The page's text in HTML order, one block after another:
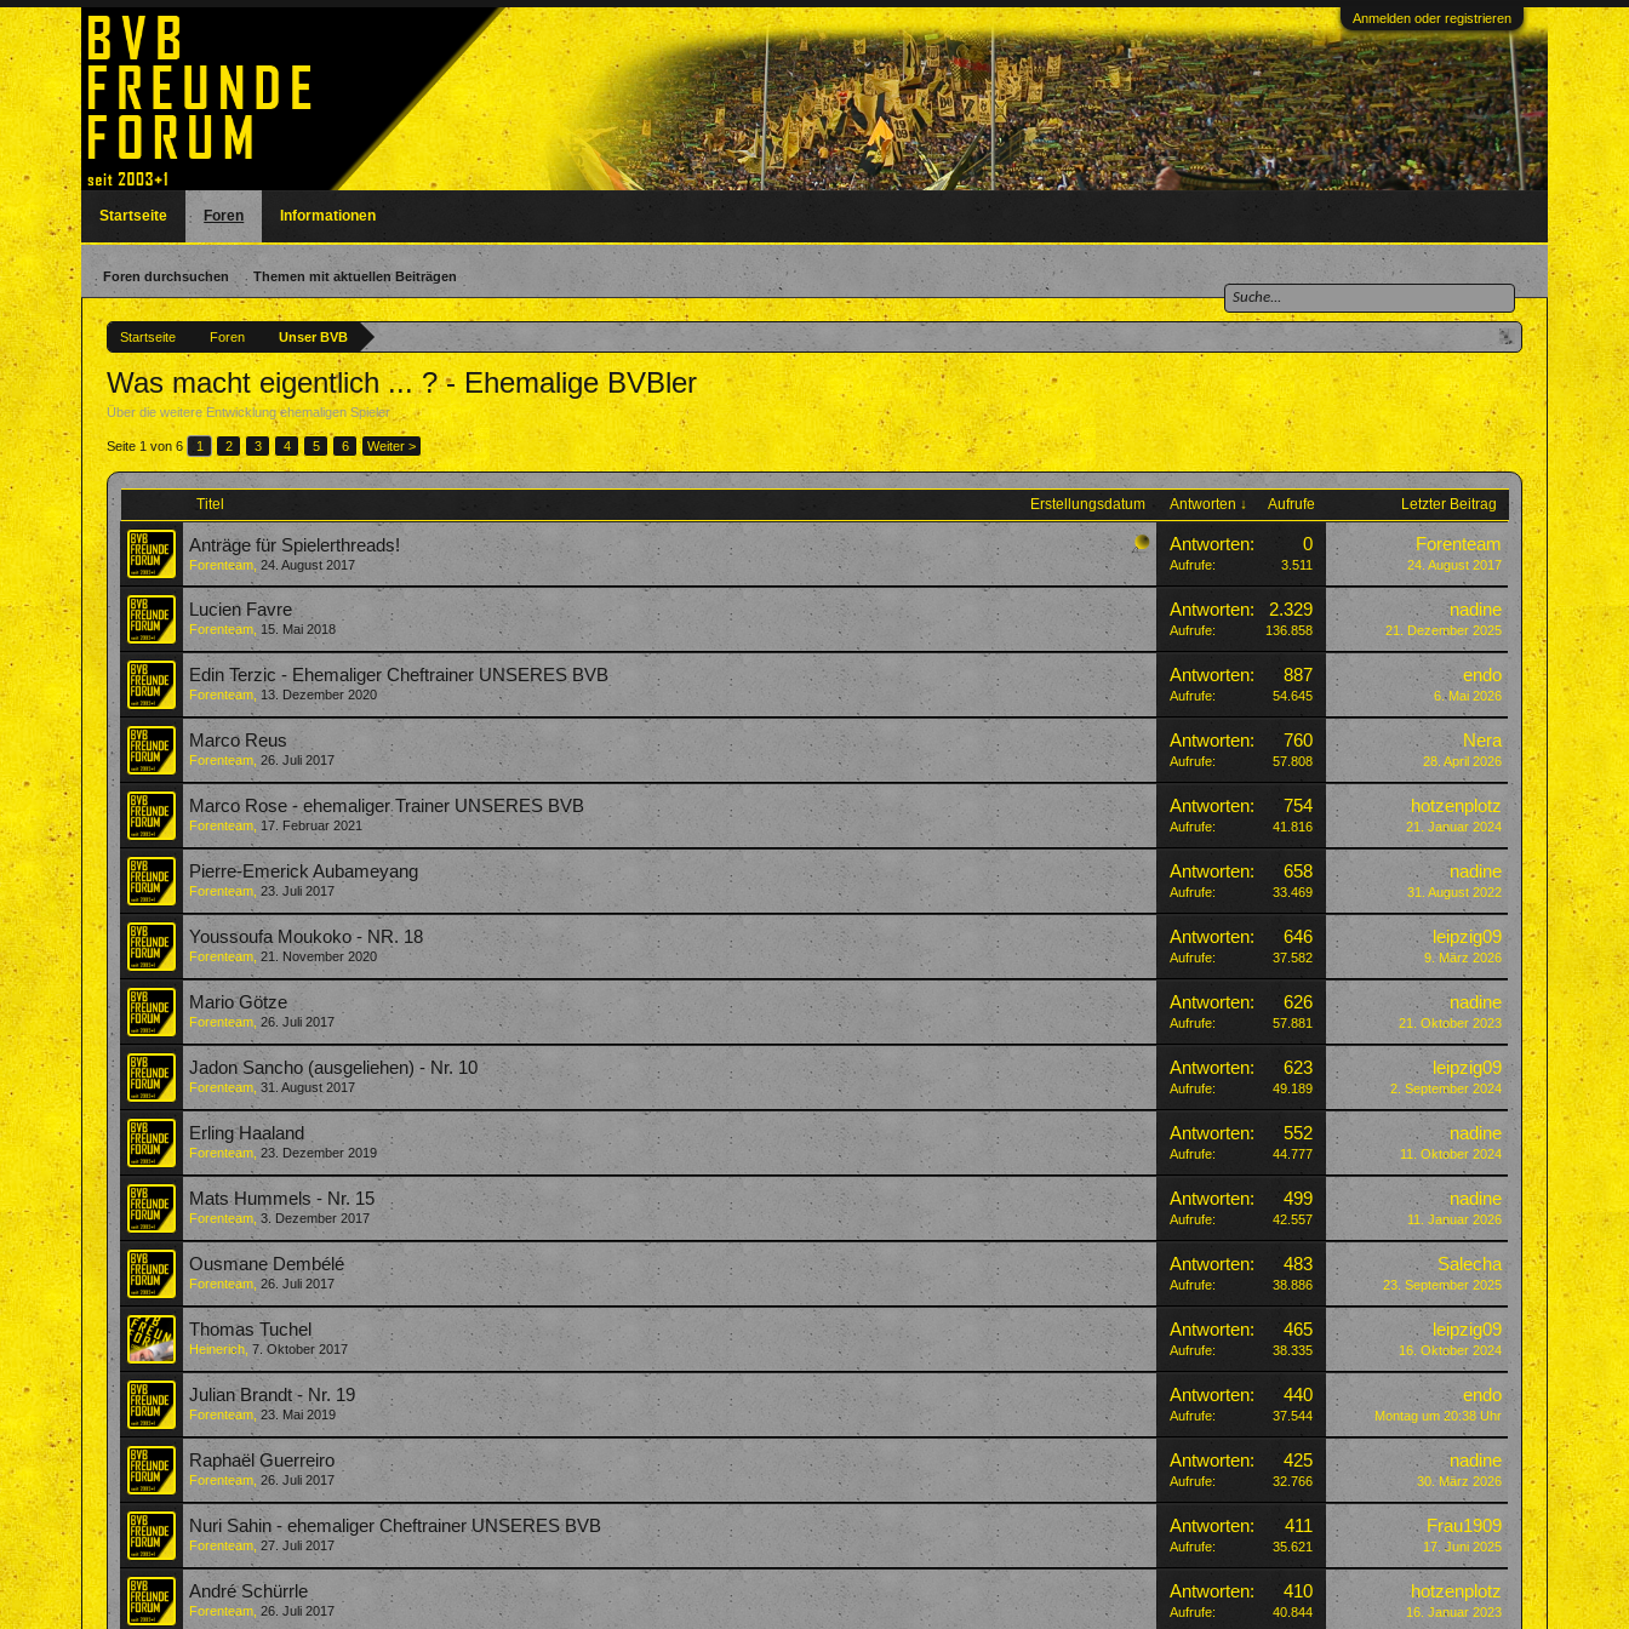
Anmelden oder registrieren
Startseite Foren Unser BVB
Was macht eigentlich ... ? - Ehemalige BVBler
Über die weitere Entwicklung ehemaligen Spieler
Seite 1 von 6 1 2 3 4 5 6 Weiter >
Titel Erstellungsdatum Antworten ↓ Aufrufe Letzter Beitrag
Anträge für Spielerthreads!
Forenteam ,24. August 2017
Antworten: 0
Aufrufe: 3.511
Forenteam
24. August 2017
Lucien Favre
Forenteam 15. Mai 2018
Antworten: 2.329
Aufrufe: 136.858
nadine
21. Dezember 2025
Edin Terzic - Ehemaliger Cheftrainer UNSERES BVB
Forenteam 13. Dezember 2020
Antworten: 887
Aufrufe: 54.645
endo
6. Mai 2026
Marco Reus
Forenteam ,26. Juli 2017
Antworten: 760
Aufrufe: 57.808
Nera
28. April 2026
Marco Rose - ehemaliger Trainer UNSERES BVB
Forenteam 17. Februar 2021
Antworten: 754
Aufrufe: 41.816
hotzenplotz
21. Januar 2024
Pierre-Emerick Aubameyang
Forenteam ,23. Juli 2017
Antworten: 658
Aufrufe: 33.469
nadine
31. August 2022
Youssoufa Moukoko - NR. 18
Forenteam ,21. November 2020
Antworten: 646
Aufrufe: 37.582
leipzig09
9. März 2026
Mario Götze
Forenteam ,26. Juli 2017
Antworten: 626
Aufrufe: 57.881
nadine
21. Oktober 2023
Jadon Sancho (ausgeliehen) - Nr. 10
Forenteam ,31. August 2017
Antworten: 623
Aufrufe: 49.189
leipzig09
2. September 2024
Erling Haaland
Forenteam ,23. Dezember 2019
Antworten: 552
Aufrufe: 44.777
nadine
11. Oktober 2024
Mats Hummels - Nr. 15
Forenteam ,3. Dezember 2017
Antworten: 499
Aufrufe: 42.557
nadine
11. Januar 2026
Ousmane Dembélé
Forenteam ,26. Juli 2017
Antworten: 483
Aufrufe: 38.886
Salecha
23. September 2025
Thomas Tuchel
Heinerich ,7. Oktober 2017
Antworten: 465
Aufrufe: 38.335
leipzig09
16. Oktober 2024
Julian Brandt - Nr. 19
Forenteam ,23. Mai 2019
Antworten: 440
Aufrufe: 37.544
endo
Montag um 20:38 Uhr
Raphaël Guerreiro
Forenteam ,26. Juli 2017
Antworten: 425
Aufrufe: 32.766
nadine
30. März 2026
Nuri Sahin - ehemaliger Cheftrainer UNSERES BVB
Forenteam ,27. Juli 2017
Antworten: 411
Aufrufe: 35.621
Frau1909
17. Juni 2025
André Schürrle
Forenteam ,26. Juli 2017
Antworten: 410
Aufrufe: 40.844
hotzenplotz
16. Januar 2023
Startseite Foren
Foren durchsuchen Themen mit aktuellen Beiträgen
Informationen